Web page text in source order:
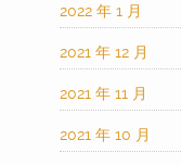
2022 年 1 月
2021 年 12 月
2021 年 11 月
2021 年 10 月